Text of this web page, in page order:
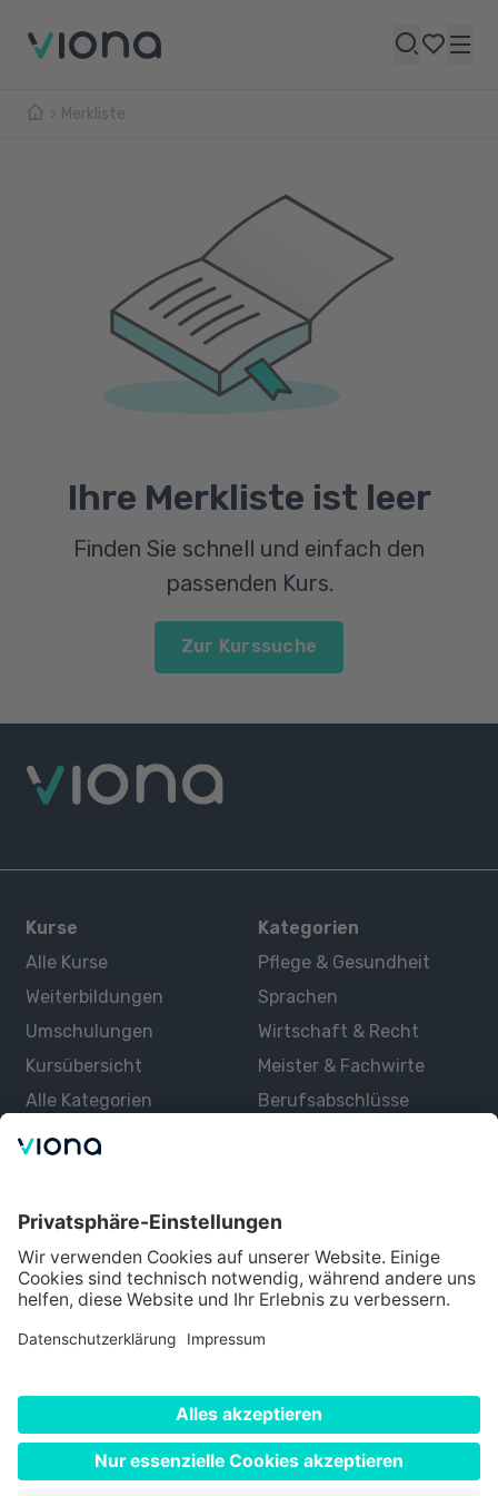
Merkliste
Ihre Merkliste ist leer
Finden Sie schnell und einfach den
passenden Kurs.
Zur Kurssuche
Kurse
Alle Kurse
Weiterbildungen
Umschulungen
Kursübersicht
Alle Kategorien
Kategorien
Pflege & Gesundheit
Sprachen
Wirtschaft & Recht
Meister & Fachwirte
Berufsabschlüsse
Über uns
Lernen mit Viona
Alle Partner
Partner werden
Impressum
Nutzungsbedingungen
Cookie Einstellungen